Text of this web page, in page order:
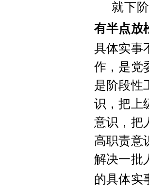
就下
有半点放
具体实事
作，是党
是阶段性
识，把上
意识，把
高职责意
解决一批
的具体实